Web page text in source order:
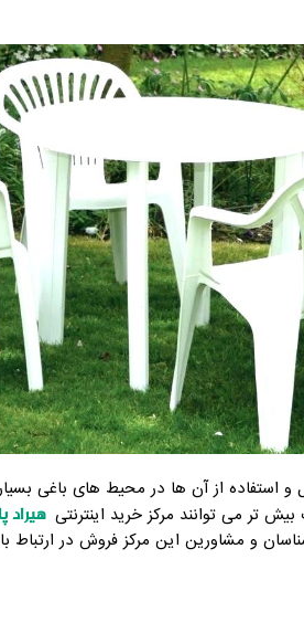
استفاده از آن ها در محیط های باغی
تر می توانند مرکز خرید اینترنتی هیراد
و مشاورین این مرکز فروش در ارتباط